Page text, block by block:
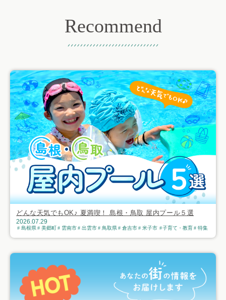
Recommend
どんな天気でもOK♪ 夏満喫！ 島根・鳥取 屋内プール５選
2026.07.29
島根県 美郷町 雲南市 出雲市 鳥取県 倉吉市 米子市 子育て・教育 特集